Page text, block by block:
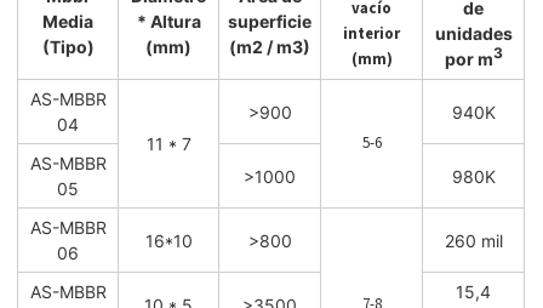
Media
(Tipo)
* Altura
(mm)
superficie
(m2 / m3)
vacío
interior
(mm)
de
unidades
por m3
AS-MBBR
04
11 * 7
>900
5-6
940K
AS-MBBR
05
>1000 980K
AS-MBBR
06
16*10 >800 260 mil
AS-MBBR
15,4